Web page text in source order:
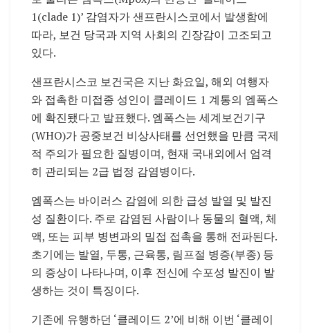
1(clade 1)’ 감염자가 샌프란시스코에서 발생함에
따라, 보건 당국과 지역 사회의 긴장감이 고조되고
있다.
샌프란시스코 보건국은 지난 화요일, 해외 여행자
와 접촉한 미접종 성인이 클레이드 1 계통의 엠폭스
에 확진됐다고 발표했다. 엠폭스는 세계보건기구
(WHO)가 공중보건 비상사태를 선언했을 만큼 국제
적 주의가 필요한 질병이며, 현재 국내외에서 엄격
히 관리되는 2급 법정 감염병이다.
엠폭스는 바이러스 감염에 의한 급성 발열 및 발진
성 질환이다. 주로 감염된 사람이나 동물의 혈액, 체
액, 또는 피부 병변과의 밀접 접촉을 통해 전파된다.
초기에는 발열, 두통, 근육통, 림프절 병증(부종) 등
의 증상이 나타나며, 이후 전신에 수포성 발진이 발
생하는 것이 특징이다.
기존에 유행하던 ‘클레이드 2’에 비해 이번 ‘클레이